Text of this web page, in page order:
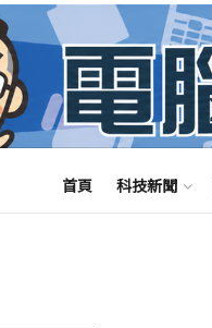
首頁 科技新聞